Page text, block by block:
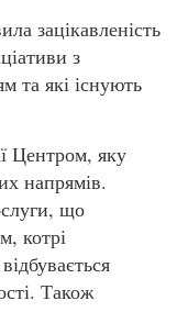
зацікавленість
з
та які існують
Центром, яку
напрямів.
що
котрі
Також